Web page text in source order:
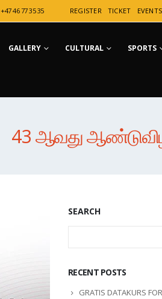
+47 46 77 35 35 REGISTER TICKET EVENTS
GALLERY CULTURAL SPORTS
43 ஆவது
SEARCH
RECENT POSTS
GRATIS DATAKURS